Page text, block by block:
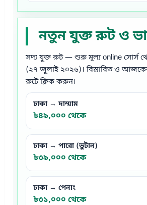
নতুন যুক্ত রুট ও
সদ্য যুক্ত রুট — শুরু মূল্য online সোর্স
(২৭ জুলাই ২০২৬)। বিস্তারিত ও
রুটে ক্লিক করুন।
ঢাকা → দাম্মাম
৳৪৯,০০০ থেকে
ঢাকা → পারো (ভুটান)
৳৩৯,০০০ থেকে
ঢাকা → পেনাং
৳৩১,০০০ থেকে